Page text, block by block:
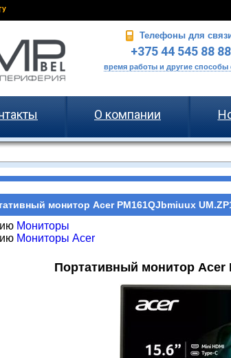
Телефоны для
+375 44 545 88 88
время работы и другие способы
О компании
монитор Acer PM161QJbmiuux
Мониторы
Мониторы Acer
Портативный монитор Acer